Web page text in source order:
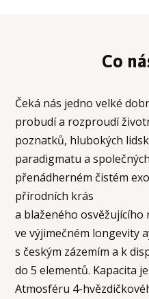
Co
Čeká nás jedno velké
probudí a rozproudí
poznatků, hlubokých
paradigmatu a
přenádherném čistém
přírodních krás
a blaženého
ve výjimečném longevity
s českým zázemím a k
do 5 elementů. Kapacita
Atmosféru 4-